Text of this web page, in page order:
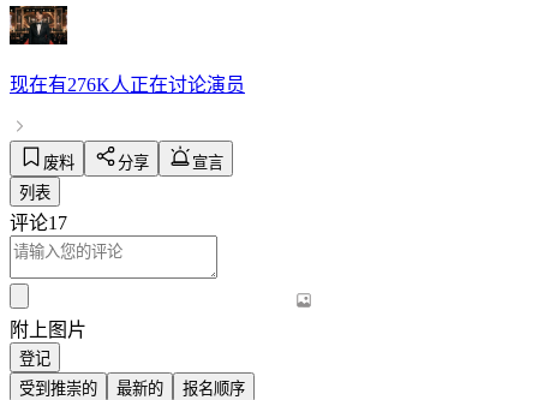
现在有276K人正在讨论演员
废料 分享
宣言
列表
评论17
附上图片
登记
受到推崇的
最新的 报名顺序